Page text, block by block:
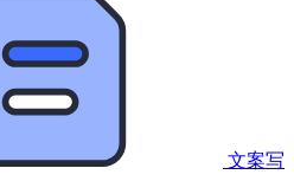
文案写